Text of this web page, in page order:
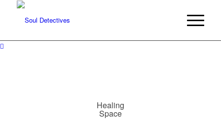
Healing
Space